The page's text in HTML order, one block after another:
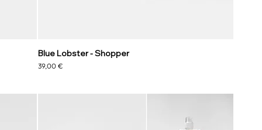
Blue Lobster - Shopper
Preis
39,00 €